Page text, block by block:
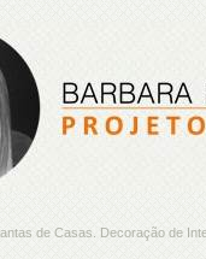
de Casas. Decoração de